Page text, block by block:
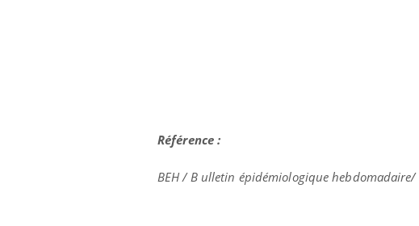
Référence :
BEH / B ulletin épidémiologique hebdomadaire/